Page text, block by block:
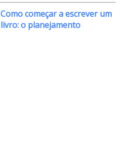
Como começar a escrever um
livro: o planejamento